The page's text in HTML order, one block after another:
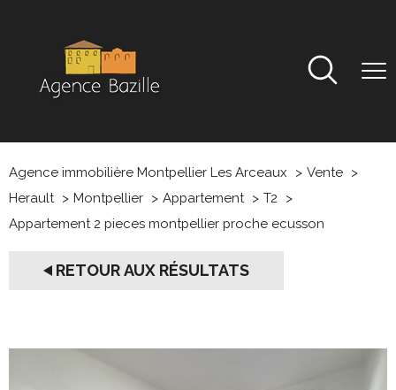
Agence immobilière Montpellier Les Arceaux
Vente
Herault
Montpellier Appartement
T2
Appartement 2 pieces montpellier proche ecusson
RETOUR AUX RÉSULTATS